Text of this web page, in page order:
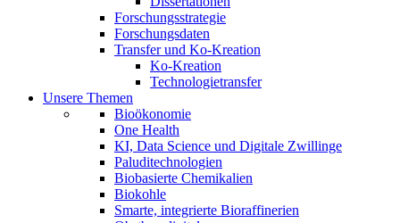
Forschungsstrategie
Forschungsdaten
Transfer und Ko-Kreation
Ko-Kreation
Technologietransfer
Unsere Themen
Bioökonomie
One Health
KI, Data Science und Digitale Zwillinge
Paluditechnologien
Biobasierte Chemikalien
Biokohle
Smarte, integrierte Bioraffinerien